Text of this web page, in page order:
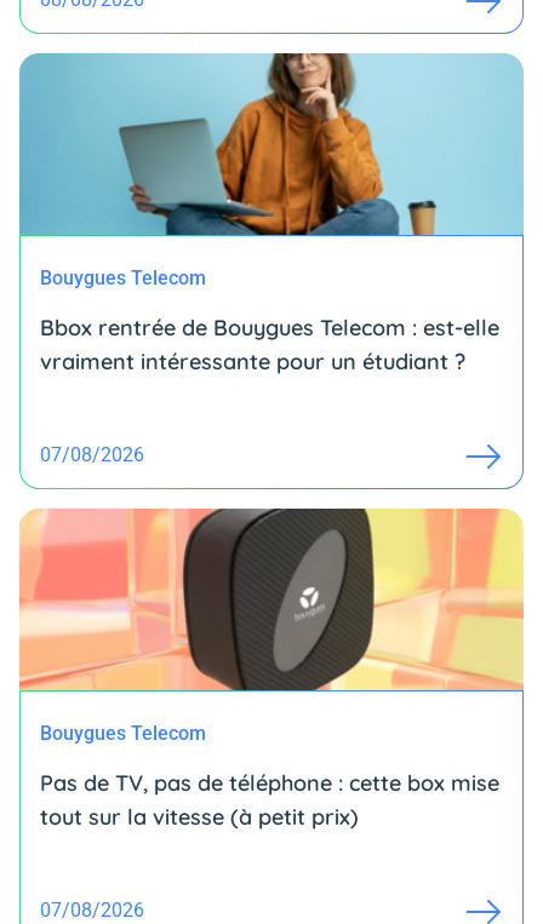
Bouygues Telecom
Bbox rentrée de Bouygues Telecom : est-elle
vraiment intéressante pour un étudiant ?
07/08/2026
Bouygues Telecom
Pas de TV, pas de téléphone : cette box mise
tout sur la vitesse (à petit prix)
07/08/2026